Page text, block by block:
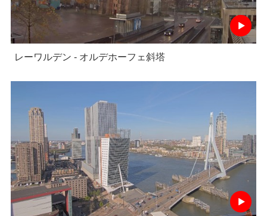
レーワルデン - オルデホーフェ斜塔